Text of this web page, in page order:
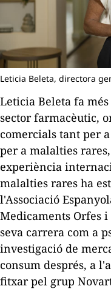
Leticia Beleta, directora
Leticia Beleta fa més
sector farmacèutic,
comercials tant per
per a malalties
experiència
malalties rares ha
l'Associació
Medicaments Orfes i
seva carrera com a
investigació de
consum després, a
fitxar pel grup